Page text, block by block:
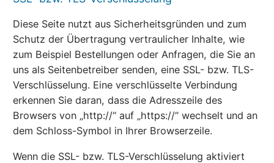
Diese Seite nutzt aus Sicherheitsgründen und zum
Schutz der Übertragung vertraulicher Inhalte, wie
zum Beispiel Bestellungen oder Anfragen, die Sie an
uns als Seitenbetreiber senden, eine SSL- bzw. TLS-
Verschlüsselung. Eine verschlüsselte Verbindung
erkennen Sie daran, dass die Adresszeile des
Browsers von „http://“ auf „https://“ wechselt und an
dem Schloss-Symbol in Ihrer Browserzeile.
Wenn die SSL- bzw. TLS-Verschlüsselung aktiviert